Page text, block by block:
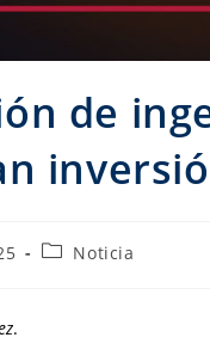
de
Noticia
.